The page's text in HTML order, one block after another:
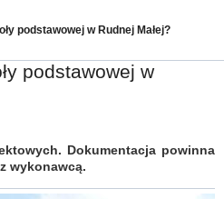
podstawowej w Rudnej Małej?
podstawowej w
Dokumentacja powinna
wykonawcą.